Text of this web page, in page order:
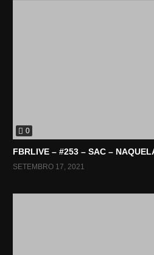
0
FBRLIVE – #253 – SAC –
SETEMBRO 17, 2021